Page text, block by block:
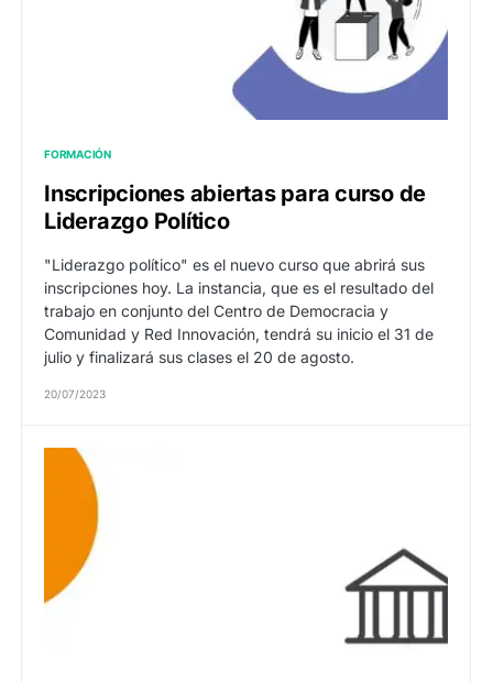
FORMACIÓN
Inscripciones abiertas para curso de
Liderazgo Político
"Liderazgo político" es el nuevo curso que abrirá sus
inscripciones hoy. La instancia, que es el resultado del
trabajo en conjunto del Centro de Democracia y
Comunidad y Red Innovación, tendrá su inicio el 31 de
julio y finalizará sus clases el 20 de agosto.
20/07/2023